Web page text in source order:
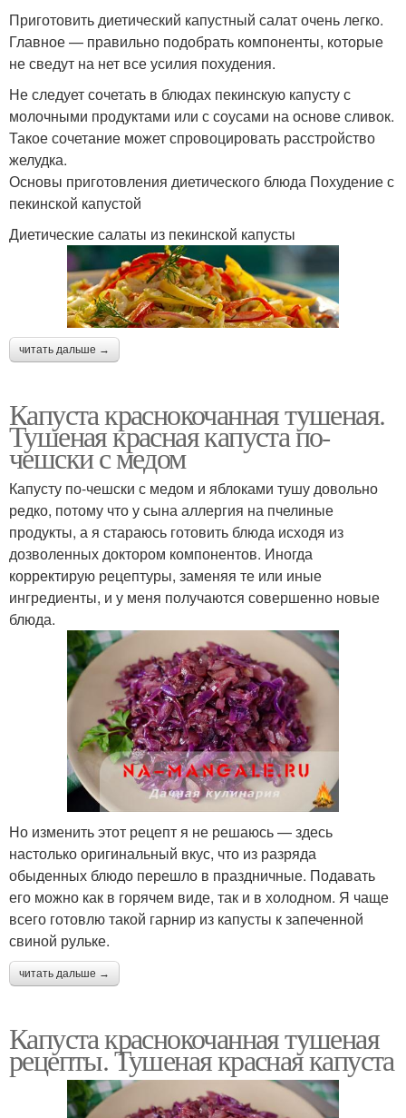
Приготовить диетический капустный салат очень легко.
Главное — правильно подобрать компоненты, которые
не сведут на нет все усилия похудения.
Не следует сочетать в блюдах пекинскую капусту с
молочными продуктами или с соусами на основе сливок.
Такое сочетание может спровоцировать расстройство
желудка.
Основы приготовления диетического блюда Похудение с
пекинской капустой
Диетические салаты из пекинской капусты
читать дальше →
Капуста краснокочанная тушеная.
Тушеная красная капуста по-
чешски с медом
Капусту по-чешски с медом и яблоками тушу довольно
редко, потому что у сына аллергия на пчелиные
продукты, а я стараюсь готовить блюда исходя из
дозволенных доктором компонентов. Иногда
корректирую рецептуры, заменяя те или иные
ингредиенты, и у меня получаются совершенно новые
блюда.
Но изменить этот рецепт я не решаюсь — здесь
настолько оригинальный вкус, что из разряда
обыденных блюдо перешло в праздничные. Подавать
его можно как в горячем виде, так и в холодном. Я чаще
всего готовлю такой гарнир из капусты к запеченной
свиной рульке.
читать дальше →
Капуста краснокочанная тушеная
рецепты. Тушеная красная капуста